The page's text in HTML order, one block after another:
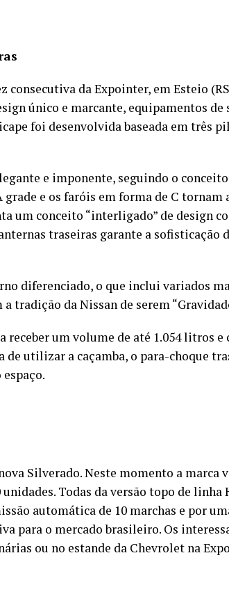
consecutiva da Expointer, em Esteio
único e marcante, equipamentos de
foi desenvolvida baseada em três
e imponente, seguindo o
e os faróis em forma de C tornam
um conceito “interligado” de design
traseiras garante a sofisticação
diferenciado, o que inclui variados
tradição da Nissan de serem
um volume de até 1.054 litros e
de utilizar a caçamba, o para-choque
Silverado. Neste momento a marca
Todas da versão topo de linha
automática de 10 marchas e por
para o mercado brasileiro. Os
ou no estande da Chevrolet na